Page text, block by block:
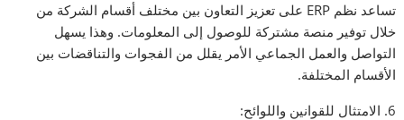
تساعد نظم ERP على تعزيز التعاون بين مختلف أقسام الشركة من
خلال توفير منصة مشتركة للوصول إلى المعلومات. وهذا يسهل
التواصل والعمل الجماعي الأمر يقلل من الفجوات والتناقضات بين
الأقسام المختلفة.
6. الامتثال للقوانين واللوائح: